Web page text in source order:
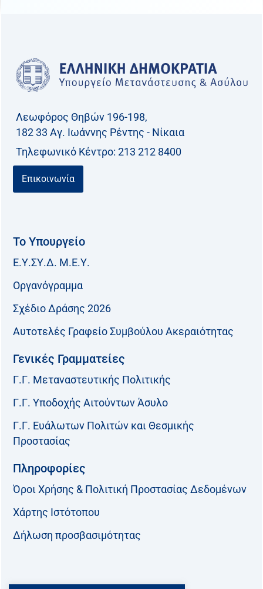
Λεωφόρος Θηβών 196-198,
182 33 Aγ. Ιωάννης Ρέντης - Νίκαια
Τηλεφωνικό Kέντρο: 213 212 8400
Επικοινωνία
Το Υπουργείο
Ε.Υ.ΣΥ.Δ. Μ.Ε.Υ.
Οργανόγραμμα
Σχέδιο Δράσης 2026
Αυτοτελές Γραφείο Συμβούλου Ακεραιότητας
Γενικές Γραμματείες
Γ.Γ. Μεταναστευτικής Πολιτικής
Γ.Γ. Υποδοχής Αιτούντων Άσυλο
Γ.Γ. Ευάλωτων Πολιτών και Θεσμικής
Προστασίας
Πληροφορίες
Όροι Χρήσης & Πολιτική Προστασίας Δεδομένων
Χάρτης Ιστότοπου
Δήλωση προσβασιμότητας